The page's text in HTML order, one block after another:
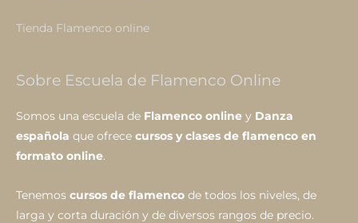
Tienda Flamenco online
Sobre Escuela de Flamenco Online
Somos una escuela de Flamenco online y Danza
española que ofrece cursos y clases de flamenco en
formato online.
Tenemos cursos de flamenco de todos los niveles, de
larga y corta duración y de diversos rangos de precio.